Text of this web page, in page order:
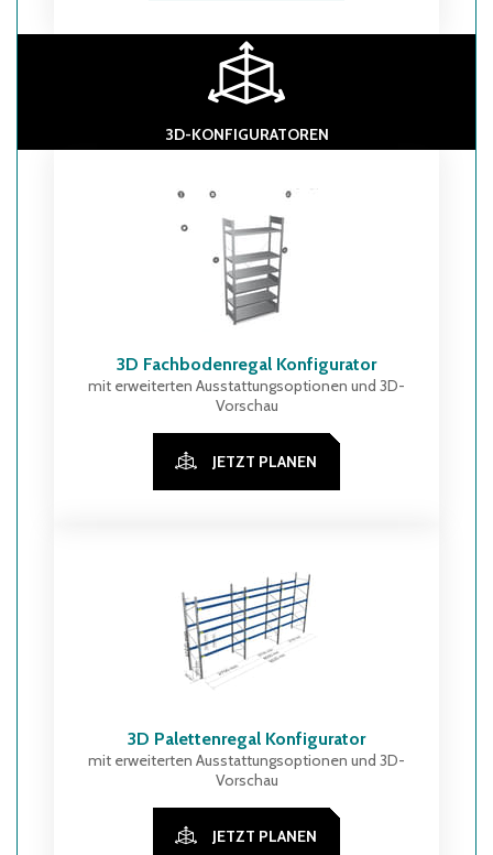
3D-KONFIGURATOREN
3D Fachbodenregal Konfigurator
mit erweiterten Ausstattungsoptionen und 3D-
Vorschau
JETZT PLANEN
3D Palettenregal Konfigurator
mit erweiterten Ausstattungsoptionen und 3D-
Vorschau
JETZT PLANEN